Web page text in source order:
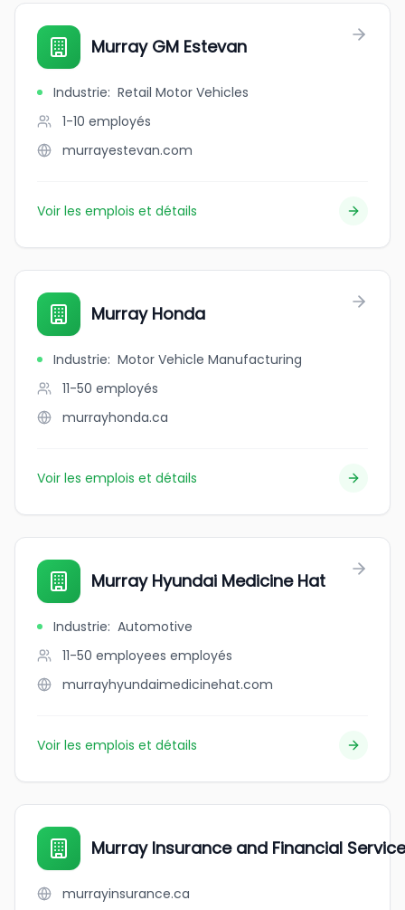
Murray GM Estevan
Industrie: Retail Motor Vehicles
1-10 employés
murrayestevan.com
Voir les emplois et détails
Murray Honda
Industrie: Motor Vehicle Manufacturing
11-50 employés
murrayhonda.ca
Voir les emplois et détails
Murray Hyundai Medicine Hat
Industrie: Automotive
11-50 employees employés
murrayhyundaimedicinehat.com
Voir les emplois et détails
Murray Insurance and Financial
murrayinsurance.ca